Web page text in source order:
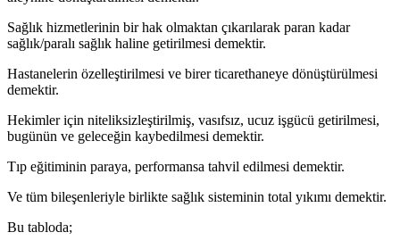
Sağlık hizmetlerinin bir hak olmaktan çıkarılarak paran kadar
sağlık/paralı sağlık haline getirilmesi demektir.
Hastanelerin özelleştirilmesi ve birer ticarethaneye dönüştürülmesi
demektir.
Hekimler için niteliksizleştirilmiş, vasıfsız, ucuz işgücü getirilmesi,
bugünün ve geleceğin kaybedilmesi demektir.
Tıp eğitiminin paraya, performansa tahvil edilmesi demektir.
Ve tüm bileşenleriyle birlikte sağlık sisteminin total yıkımı demektir.
Bu tabloda;